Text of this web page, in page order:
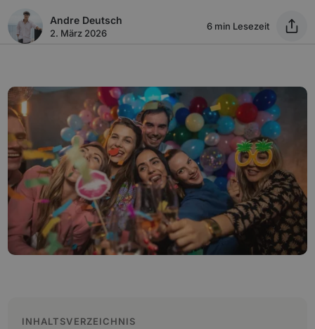
Andre Deutsch
2. März 2026
6 min Lesezeit
INHALTSVERZEICHNIS